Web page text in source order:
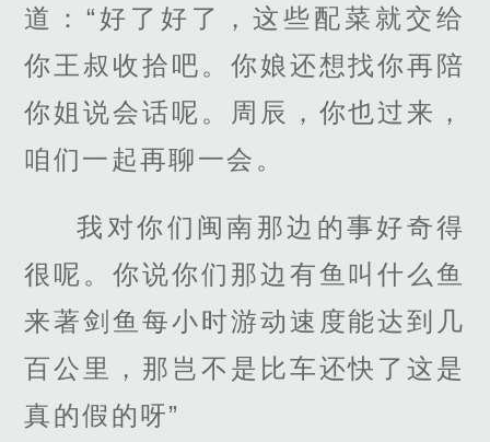
道：“好了好了，这些配菜就交给
你王叔收拾吧。你娘还想找你再陪
你姐说会话呢。周辰，你也过来，
咱们一起再聊一会。
我对你们闽南那边的事好奇得
很呢。你说你们那边有鱼叫什么鱼
来著剑鱼每小时游动速度能达到几
百公里，那岂不是比车还快了这是
真的假的呀”